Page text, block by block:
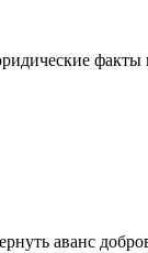
аванс